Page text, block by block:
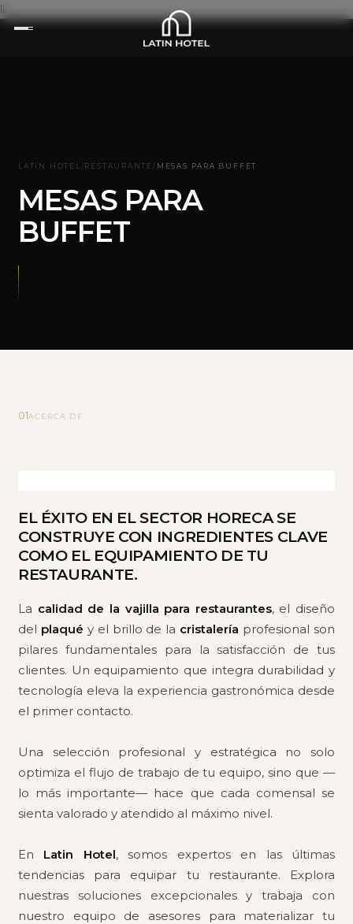
lli
LATIN HOTEL /RESTAURANTE/ MESAS PARA BUFFET
MESAS PARA
BUFFET
01ACERCA DE
EL ÉXITO EN EL SECTOR HORECA SE
CONSTRUYE CON INGREDIENTES CLAVE
COMO EL EQUIPAMIENTO DE TU
RESTAURANTE.
La calidad de la vajilla para restaurantes, el diseño
del plaqué y el brillo de la cristalería profesional son
pilares fundamentales para la satisfacción de tus
clientes. Un equipamiento que integra durabilidad y
tecnología eleva la experiencia gastronómica desde
el primer contacto.
Una selección profesional y estratégica no solo
optimiza el flujo de trabajo de tu equipo, sino que —
lo más importante— hace que cada comensal se
sienta valorado y atendido al máximo nivel.
En Latin Hotel, somos expertos en las últimas
tendencias para equipar tu restaurante. Explora
nuestras soluciones excepcionales y trabaja con
nuestro equipo de asesores para materializar tu